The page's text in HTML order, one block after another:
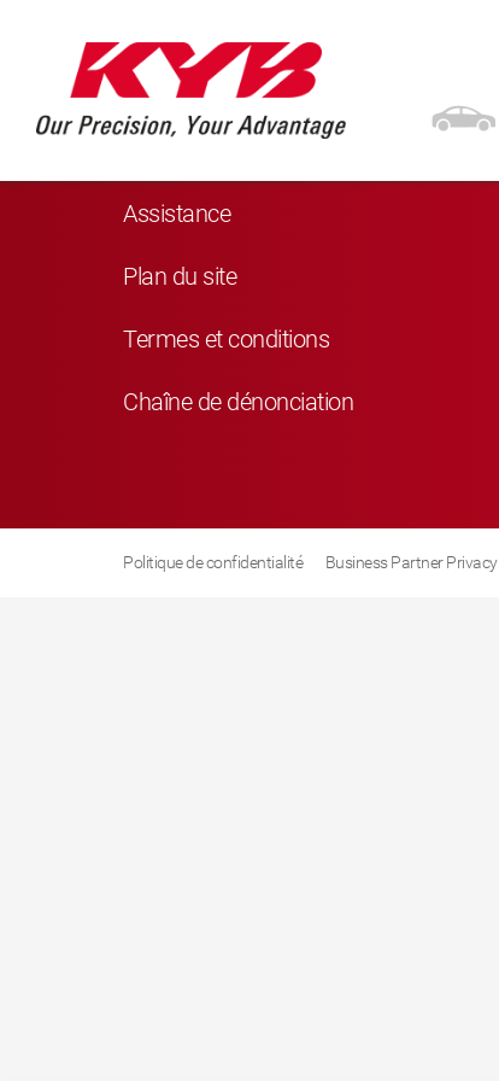
Navigation
Assistance
Plan du site
Termes et conditions
Chaîne de dénonciation
Politique de confidentialité Business Partner Privacy